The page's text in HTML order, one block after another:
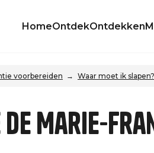
HomeOntdekOntdekken
voorbereiden Waar moet ik slapen?
de Marie-